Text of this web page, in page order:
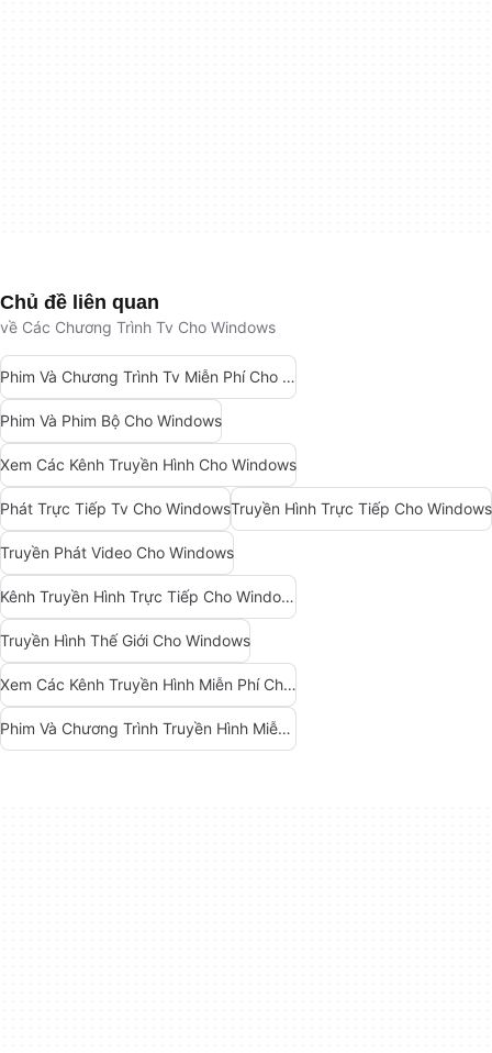
Chủ đề liên quan
về Các Chương Trình Tv Cho Windows
Phim Và Chương Trình Tv Miễn Phí Cho Windows
Phim Và Phim Bộ Cho Windows
Xem Các Kênh Truyền Hình Cho Windows
Phát Trực Tiếp Tv Cho WindowsTruyền Hình Trực Tiếp Cho Windows
Truyền Phát Video Cho Windows
Kênh Truyền Hình Trực Tiếp Cho Windows
Truyền Hình Thế Giới Cho Windows
Xem Các Kênh Truyền Hình Miễn Phí Cho Windows
Phim Và Chương Trình Truyền Hình Miễn Phí Cho Windows